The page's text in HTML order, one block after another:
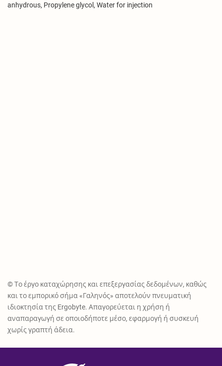
anhydrous, Propylene glycol, Water for injection
© Το έργο καταχώρησης και επεξεργασίας δεδομένων, καθώς
και το εμπορικό σήμα «Γαληνός» αποτελούν πνευματική
ιδιοκτησία της Ergobyte. Απαγορεύεται η χρήση ή
αναπαραγωγή σε οποιοδήποτε μέσο, εφαρμογή ή συσκευή
χωρίς γραπτή άδεια.